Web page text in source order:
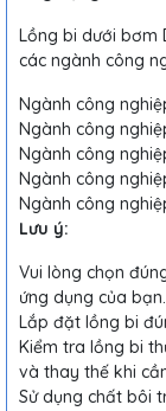
Lồng bi dưới bơm
các ngành công
Ngành công
Ngành công
Ngành công
Ngành công
Ngành công
Lưu ý:
Vui lòng chọn
ứng dụng của bạn.
Lắp đặt lồng bi
Kiểm tra lồng bi
và thay thế khi
Sử dụng chất bôi